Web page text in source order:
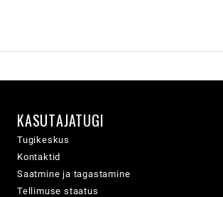
KASUTAJATUGI
Tugikeskus
Kontaktid
Saatmine ja tagastamine
Tellimuse staatus